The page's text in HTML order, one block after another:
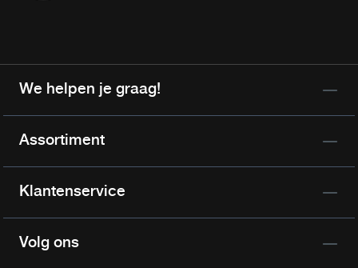
We helpen je graag!
Assortiment
Klantenservice
Volg ons